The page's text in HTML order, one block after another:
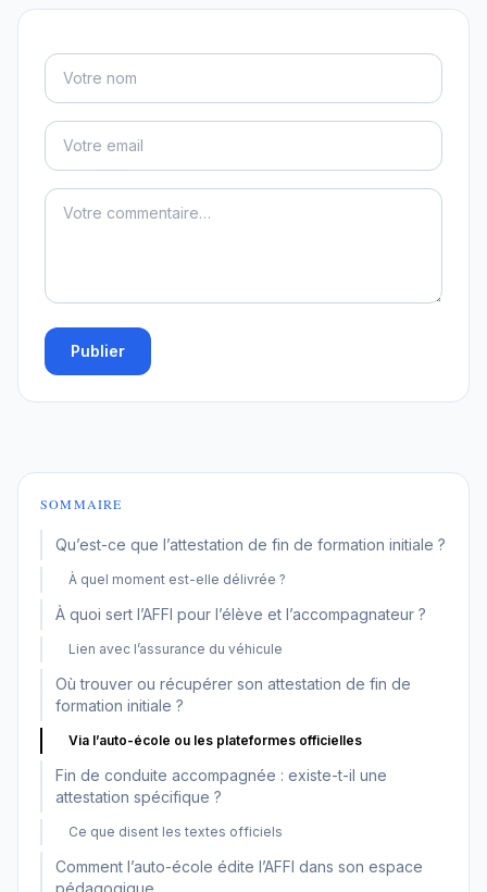
Publier
SOMMAIRE
Qu’est-ce que l’attestation de fin de formation initiale ?
À quel moment est-elle délivrée ?
À quoi sert l’AFFI pour l’élève et l’accompagnateur ?
Lien avec l’assurance du véhicule
Où trouver ou récupérer son attestation de fin de
formation initiale ?
Via l’auto-école ou les plateformes officielles
Fin de conduite accompagnée : existe-t-il une
attestation spécifique ?
Ce que disent les textes officiels
Comment l’auto-école édite l’AFFI dans son espace
pédagogique